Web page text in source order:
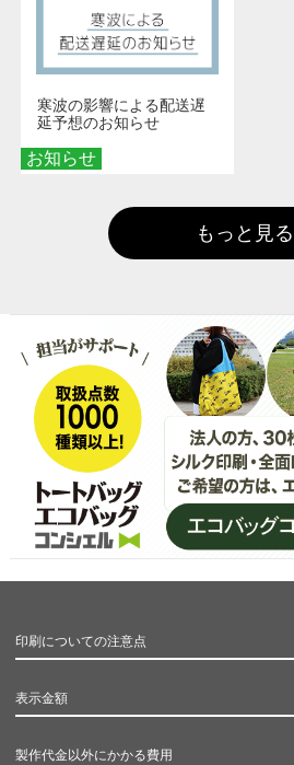
お知らせ
寒波の影響による配送遅
延予想のお知らせ
もっと見る
印刷についての注意点
表示金額
製作代金以外にかかる費用